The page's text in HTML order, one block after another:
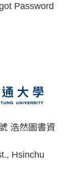
Password
浩然圖書資
Hsinchu